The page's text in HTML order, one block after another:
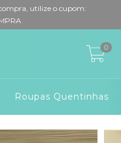
utilize o cupom:
0
Roupas Quentinhas